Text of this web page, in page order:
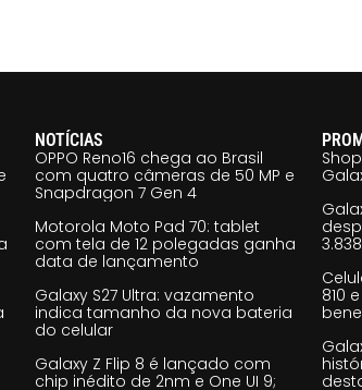
NOTÍCIAS
OPPO Reno16 chega ao Brasil
com quatro câmeras de 50 MP e
Snapdragon 7 Gen 4
Motorola Moto Pad 70: tablet
com tela de 12 polegadas ganha
data de lançamento
Galaxy S27 Ultra: vazamento
indica tamanho da nova bateria
do celular
Galaxy Z Flip 8 é lançado com
chip inédito de 2nm e One UI 9;
3.838
810